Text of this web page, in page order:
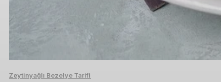
Zeytinyağlı Bezelye Tarifi